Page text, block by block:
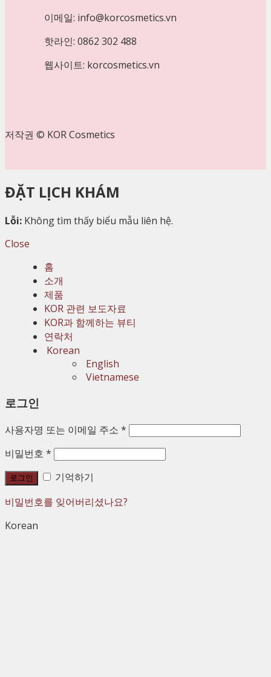
이메일: info@korcosmetics.vn
핫라인: 0862 302 488
웹사이트: korcosmetics.vn
저작권 © KOR Cosmetics
ĐẶT LỊCH KHÁM
Lỗi: Không tìm thấy biểu mẫu liên hệ.
Close
홈
소개
제품
KOR 관련 보도자료
KOR과 함께하는 뷰티
연락처
Korean
English
Vietnamese
로그인
사용자명 또는 이메일 주소 *
비밀번호 *
로그인
기억하기
비밀번호를 잊어버리셨나요?
Korean